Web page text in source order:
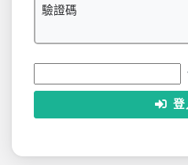
驗證碼
登